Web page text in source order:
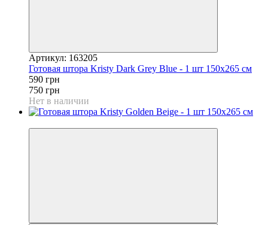
Артикул: 163205
Готовая штора Kristy Dark Grey Blue - 1 шт 150x265 см
590 грн
750 грн
Нет в наличии